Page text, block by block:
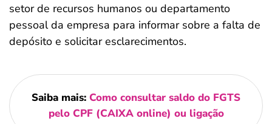
setor de recursos humanos ou departamento
pessoal da empresa para informar sobre a falta de
depósito e solicitar esclarecimentos.
Saiba mais: Como consultar saldo do FGTS
pelo CPF (CAIXA online) ou ligação